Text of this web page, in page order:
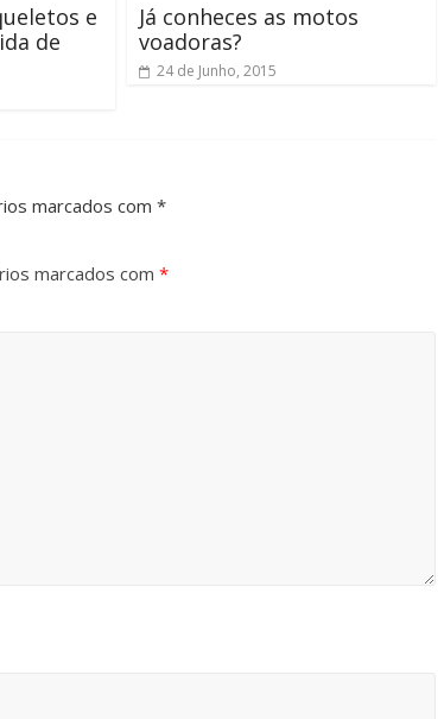
e
de
Já conheces as motos
voadoras?
24 de Junho, 2015
marcados com *
marcados com *